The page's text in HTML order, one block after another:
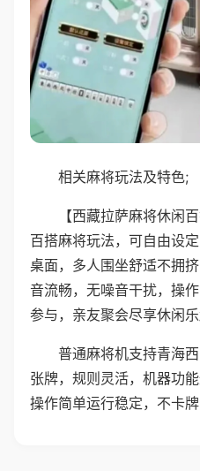
相关麻将玩法及特色;
【西藏拉萨麻将休闲
百搭麻将玩法，可自由设
桌面，多人围坐舒适不拥
音流畅，无噪音干扰，操
参与，亲友聚会尽享休闲乐
普通麻将机支持青海
张牌，规则灵活，机器功
操作简单运行稳定，不卡牌